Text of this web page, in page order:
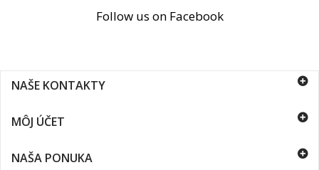
Follow us on Facebook
NAŠE KONTAKTY
MÔJ ÚČET
NAŠA PONUKA